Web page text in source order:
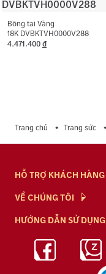
Bông tai Vàng
18K DVBKTVH0000V288
4.471.400 đ
Trang chủ Trang sức
HỖ TRỢ KHÁCH HÀNG
Hỏi & Đáp
Chính Sách
Chính Sách Bảo Mật
Bảng Giá Vàng
VỀ CHÚNG TÔI
NTJ Flagship
Cửa hàng
Tuyển Dụng
HƯỚNG DẪN SỬ DỤNG
Bảo Quản Trang Sức
Kiến Thức Kim Cương